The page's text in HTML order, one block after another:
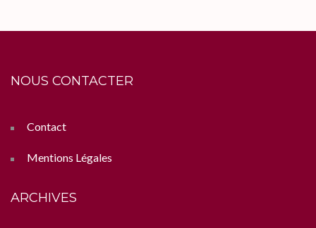
NOUS CONTACTER
Contact
Mentions Légales
ARCHIVES